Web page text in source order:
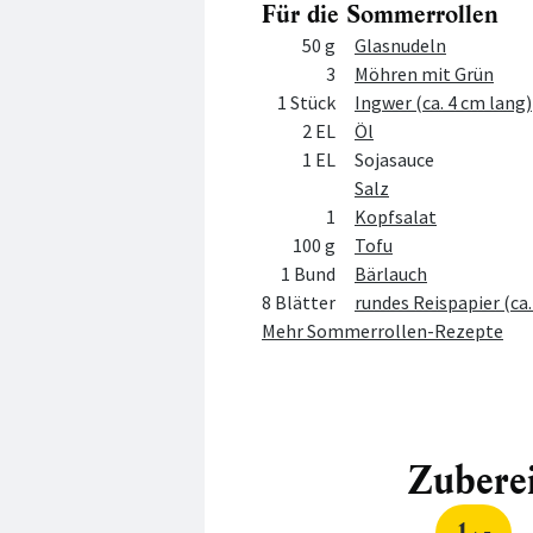
Für die Sommerrollen
MengeZutat
50 g
Glasnudeln
3
Möhren mit Grün
1 Stück
Ingwer (ca. 4 cm lang)
2 EL
Öl
1 EL
Sojasauce
Salz
1
Kopfsalat
100 g
Tofu
1 Bund
Bärlauch
8 Blätter
rundes Reispapier
Mehr Sommerrollen-Rezepte